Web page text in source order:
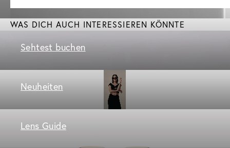
WAS DICH AUCH INTERESSIEREN KÖNNTE
Sehtest buchen
Neuheiten
Lens Guide